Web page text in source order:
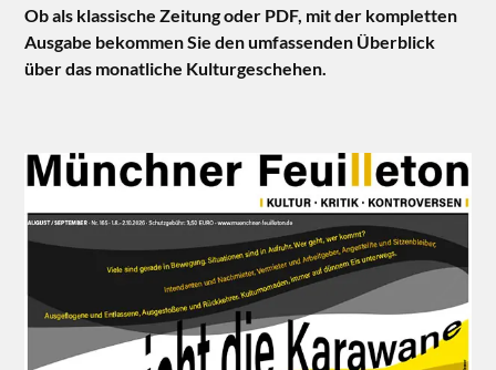
Ob als klassische Zeitung oder PDF, mit der kompletten
Ausgabe bekommen Sie den umfassenden Überblick
über das monatliche Kulturgeschehen.